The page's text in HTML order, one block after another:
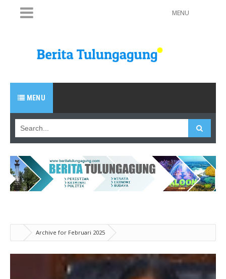
MENU
MENU
Archive for Februari 2025